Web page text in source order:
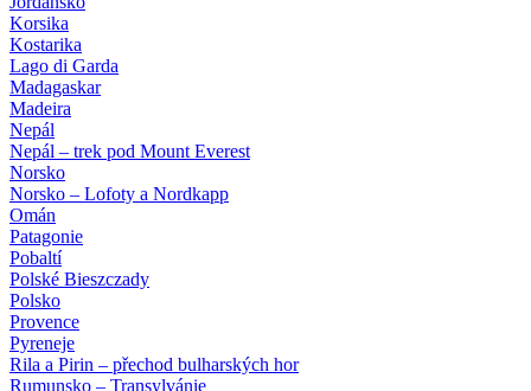
Korsika
Kostarika
Lago di Garda
Madagaskar
Madeira
Nepál
Nepál – trek pod Mount Everest
Norsko
Norsko – Lofoty a Nordkapp
Omán
Patagonie
Pobaltí
Polské Bieszczady
Polsko
Provence
Pyreneje
Rila a Pirin – přechod bulharských hor
Rumunsko – Transylvánie